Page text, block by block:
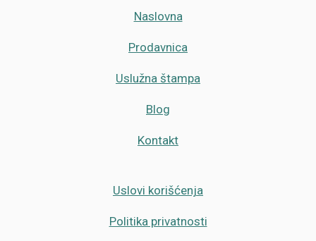
Naslovna
Prodavnica
Uslužna štampa
Blog
Kontakt
Uslovi korišćenja
Politika privatnosti